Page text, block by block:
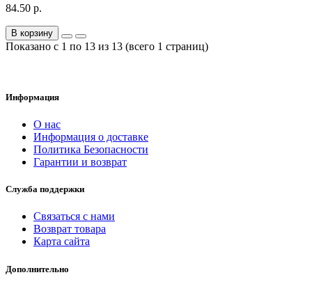
84.50 р.
В корзину
Показано с 1 по 13 из 13 (всего 1 страниц)
Информация
О нас
Информация о доставке
Политика Безопасности
Гарантии и возврат
Служба поддержки
Связаться с нами
Возврат товара
Карта сайта
Дополнительно